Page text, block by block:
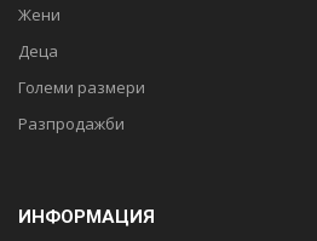
Жени
Деца
Големи размери
Разпродажби
ИНФОРМАЦИЯ